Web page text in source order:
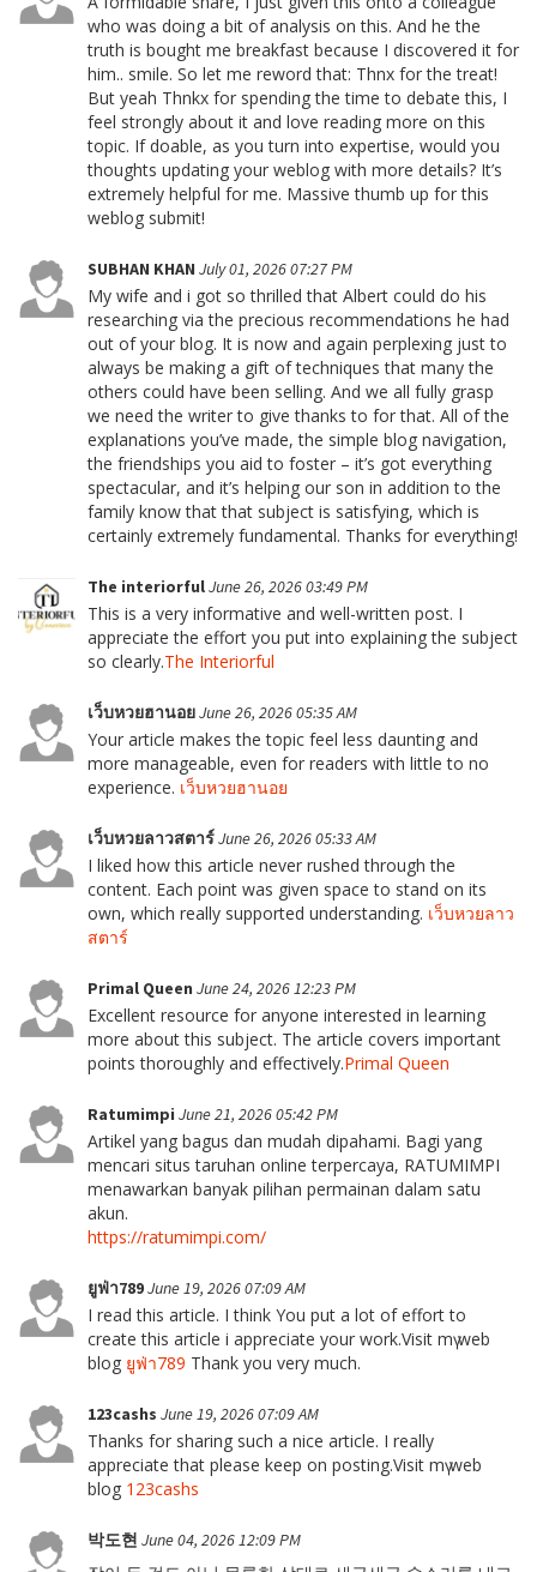
who was doing a bit of analysis on this. And he the
truth is bought me breakfast because I discovered it for
him.. smile. So let me reword that: Thnx for the treat!
But yeah Thnkx for spending the time to debate this, I
feel strongly about it and love reading more on this
topic. If doable, as you turn into expertise, would you
thoughts updating your weblog with more details? It’s
extremely helpful for me. Massive thumb up for this
weblog submit!
SUBHAN KHAN July 01, 2026 07:27 PM
My wife and i got so thrilled that Albert could do his
researching via the precious recommendations he had
out of your blog. It is now and again perplexing just to
always be making a gift of techniques that many the
others could have been selling. And we all fully grasp
we need the writer to give thanks to for that. All of the
explanations you’ve made, the simple blog navigation,
the friendships you aid to foster – it’s got everything
spectacular, and it’s helping our son in addition to the
family know that that subject is satisfying, which is
certainly extremely fundamental. Thanks for everything!
The interiorfulJune 26, 2026 03:49 PM
This is a very informative and well-written post. I
appreciate the effort you put into explaining the subject
so clearly.The Interiorful
เว็บหวยฮานอยJune 26, 2026 05:35 AM
Your article makes the topic feel less daunting and
more manageable, even for readers with little to no
experience. เว็บหวยฮานอย
เว็บหวยลาวสตาร์June 26, 2026 05:33 AM
I liked how this article never rushed through the
content. Each point was given space to stand on its
own, which really supported understanding. เว็บหวยลาว
สตาร์
Primal Queen June 24, 2026 12:23 PM
Excellent resource for anyone interested in learning
more about this subject. The article covers important
points thoroughly and effectively.Primal Queen
Ratumimpi June 21, 2026 05:42 PM
Artikel yang bagus dan mudah dipahami. Bagi yang
mencari situs taruhan online terpercaya, RATUMIMPI
menawarkan banyak pilihan permainan dalam satu
akun.
https://ratumimpi.com/
ยูฟ่า789June 19, 2026 07:09 AM
I read this article. I think You put a lot of effort to
create this article i appreciate your work.Visit mү web
blog ยูฟ่า789 Thank you very much.
123cashs June 19, 2026 07:09 AM
Thanks for sharing such a nice article. I really
appreciate that please keep on posting.Visit mү web
blog 123cashs
박도현 June 04, 2026 12:09 PM